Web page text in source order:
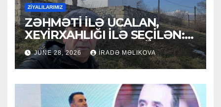
ZİYALILARIMIZ
ZƏHMƏTİ İLƏ UCALAN,
XEYİRXAHLIĞI İLƏ SEÇİLƏN:
HACI RAMAZAN QULİYEV
JUNE 28, 2026 İRADƏ MƏLIKOVA